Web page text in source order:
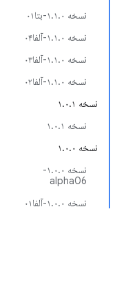
نسخه ۱.۱.۰-بتا۰۱
نسخه ۱.۱.۰-آلفا۰۴
نسخه ۱.۱.۰-آلفا۰۳
نسخه ۱.۱.۰-آلفا۰۲
نسخه ۱.۰.۱
نسخه ۱.۰.۱
نسخه ۱.۰.۰
نسخه ۱.۰.۰-
alpha06
نسخه ۱.۰.۰-آلفا۰۱